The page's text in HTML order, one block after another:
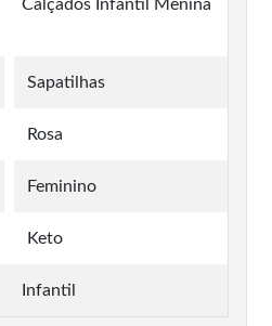
Calçados Infantil Menina
Sapatilhas
Rosa
Feminino
Keto
Infantil